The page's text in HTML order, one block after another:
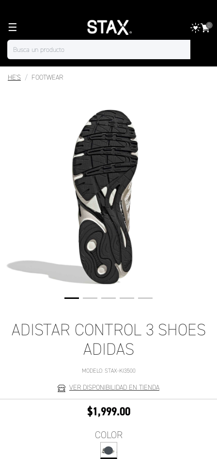
☰ 0
HE'S FOOTWEAR
ADISTAR CONTROL 3 SHOES
ADIDAS
MODELO: STAX-KI3500
VER DISPONIBILIDAD EN TIENDA
$1,999.00
COLOR